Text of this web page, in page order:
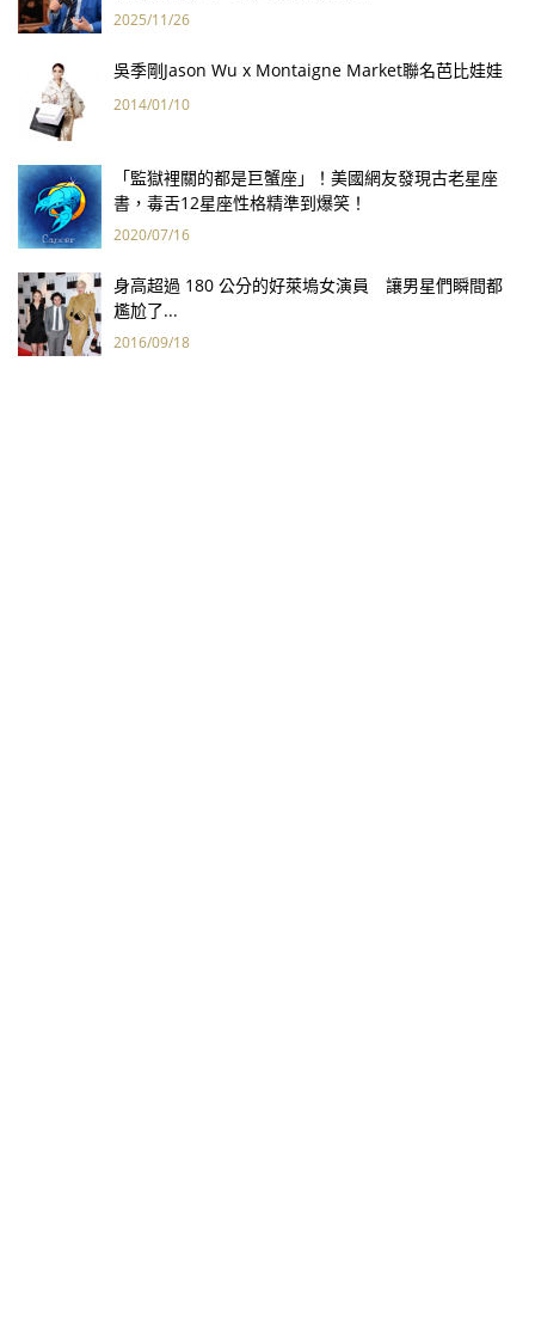
2025/11/26
吳季剛Jason Wu x Montaigne Market聯名芭比娃娃
2014/01/10
「監獄裡關的都是巨蟹座」！美國網友發現古老星座
書，毒舌12星座性格精準到爆笑！
2020/07/16
身高超過 180 公分的好萊塢女演員 讓男星們瞬間都
尷尬了...
2016/09/18